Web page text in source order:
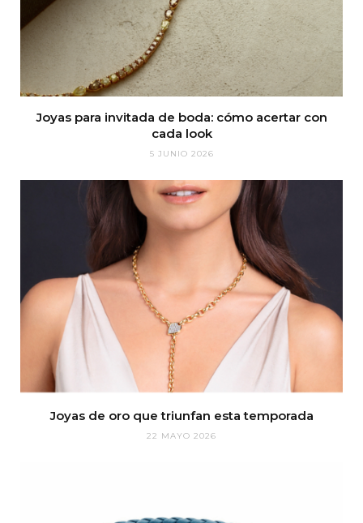
Joyas para invitada de boda: cómo acertar con
cada look
5 JUNIO 2026
Joyas de oro que triunfan esta temporada
22 MAYO 2026